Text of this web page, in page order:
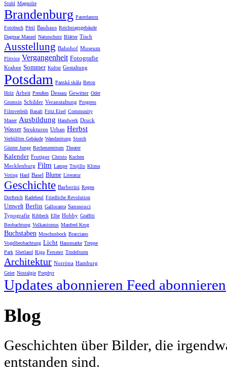
Stuhl Magnolie
Brandenburg Paterdamm
Fotobuch Pfeil Bauhaus Reichstagsgebäude
Dagmar Manzel Naturschutz Blätter Tisch
Ausstellung Bahnhof Museum
Plitvice Vergangenheit Fotografie
Krahne Sommer Kultur Gestaltung
Potsdam Panská skála Beton
Holz Arbeit Preußen Dessau Gewitter Oder
Grumsin Schilder Veranstaltung Progress
Filmverleih Basalt Fritz Eisel Community
Mauer Ausbildung Handwerk Druck
Wasser Strukturen Urban Herbst
Verhülltes Gebäude Wandzeitung Storch
Günter Junge Rechenzentrum Theater
Kalender Frutiger Christo Kuchen
Mecklenburg Film Lampe Trujillo Klima
Voting Hanf Basel Blume Literatur
Geschichte Barberini Regen
Dorfteich Radebeul Friedliche Revolution
Umwelt Berlin Gallocanta Sanssouci
Typografie Ribbeck Elbe Hobby Graffiti
Beobachtung Vulkanismus Manfred Krug
Buchstaben Moschusbock Bracciano
Vogelbeobachtung Licht Hausmarke Treppe
Park Shetland Riga Fenster Trudelturm
Architektur Norröna Hamburg
Geier Nostalgie Porphyr
Updates abonnieren Feed abonnieren
Blog
Geschichten über Bilder, die
entstanden sind.